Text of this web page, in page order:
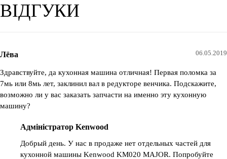
ВІДГУКИ
Лёва 06.05.2019
Здравствуйте, да кухонная машина отличная! Первая поломка за
7мь или 8мь лет, заклинил вал в редукторе венчика. Подскажите,
возможно ли у вас заказать запчасти на именно эту кухонную
машину?
Адміністратор Kenwood
Добрый день. У нас в продаже нет отдельных частей для
кухонной машины Kenwood KM020 MAJOR. Попробуйте